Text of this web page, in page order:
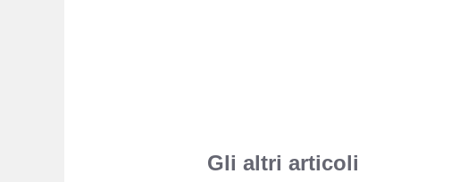
Gli altri articoli